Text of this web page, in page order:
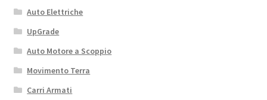
Auto Elettriche
UpGrade
Auto Motore a Scoppio
Movimento Terra
Carri Armati